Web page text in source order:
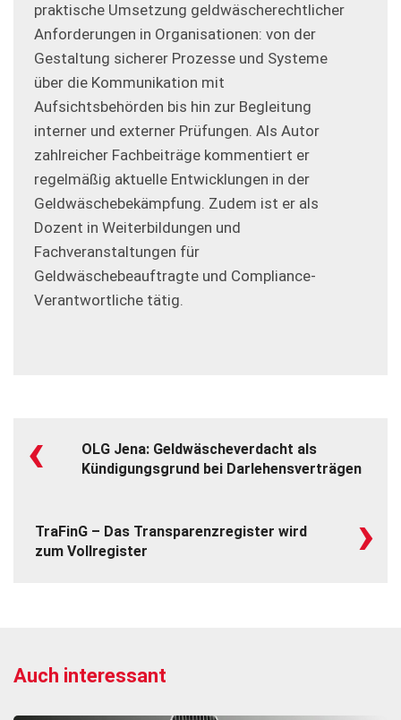
praktische Umsetzung geldwäscherechtlicher
Anforderungen in Organisationen: von der
Gestaltung sicherer Prozesse und Systeme
über die Kommunikation mit
Aufsichtsbehörden bis hin zur Begleitung
interner und externer Prüfungen. Als Autor
zahlreicher Fachbeiträge kommentiert er
regelmäßig aktuelle Entwicklungen in der
Geldwäschebekämpfung. Zudem ist er als
Dozent in Weiterbildungen und
Fachveranstaltungen für
Geldwäschebeauftragte und Compliance-
Verantwortliche tätig.
‹
OLG Jena: Geldwäscheverdacht als
Kündigungsgrund bei Darlehensverträgen
TraFinG – Das Transparenzregister wird
zum Vollregister
›
Auch interessant